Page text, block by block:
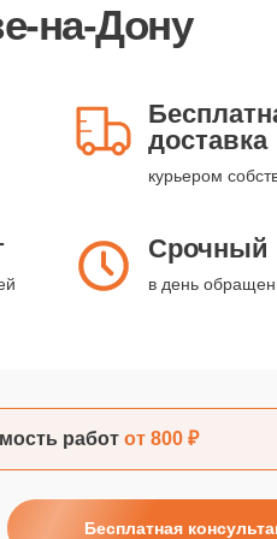
на-Дону
доставка
курьером
Срочный
в день
работ от 800 ₽
Бесплатная